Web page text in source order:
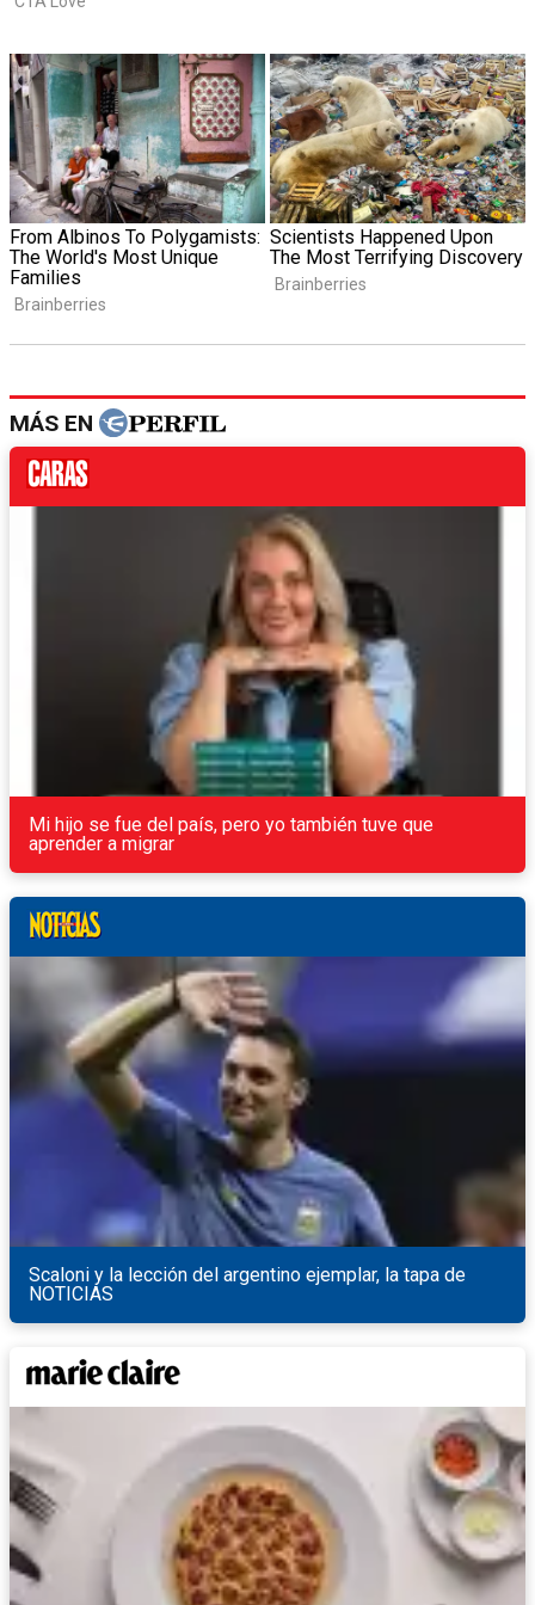
MÁS EN
Mi hijo se fue del país, pero yo también tuve que
aprender a migrar
Scaloni y la lección del argentino ejemplar, la tapa de
NOTICIAS